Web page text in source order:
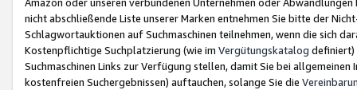
nicht abschließende Liste unserer Marken entnehmen Sie bitte der
Schlagwortauktionen auf Suchmaschinen teilnehmen, wenn die sich
Kostenpflichtige Suchplatzierung (wie im Vergütungskatalog definiert)
Suchmaschinen Links zur Verfügung stellen, damit Sie bei
kostenfreien Suchergebnissen) auftauchen, solange Sie die